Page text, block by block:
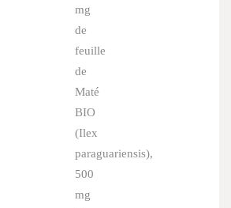
mg
de
feuille
de
Maté
BIO
(Ilex
paraguariensis),
500
mg